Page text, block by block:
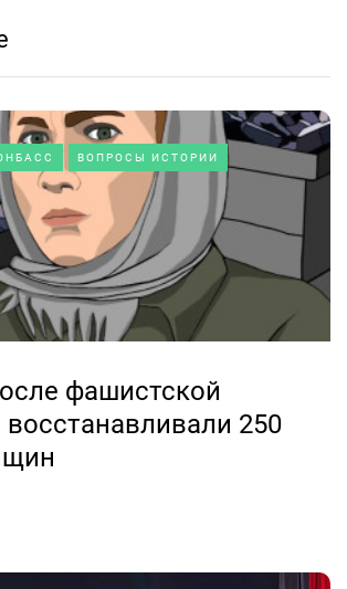
ВОПРОСЫ ИСТОРИИ
фашистской
восстанавливали 250